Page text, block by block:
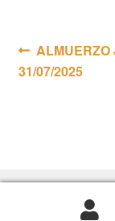
de
Anterior:
ALMUERZO
31/07/2025